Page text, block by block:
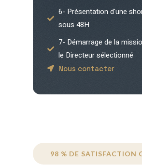
6- Présentation d'une
sous 48H
7- Démarrage de la
le Directeur sélectionné
Nous contacter
98 % DE SATISFACTION